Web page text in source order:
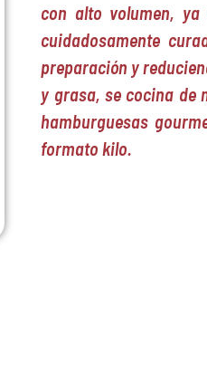
con alto volumen,
cuidadosamente
preparación y
y grasa, se cocina de
hamburguesas
formato kilo.